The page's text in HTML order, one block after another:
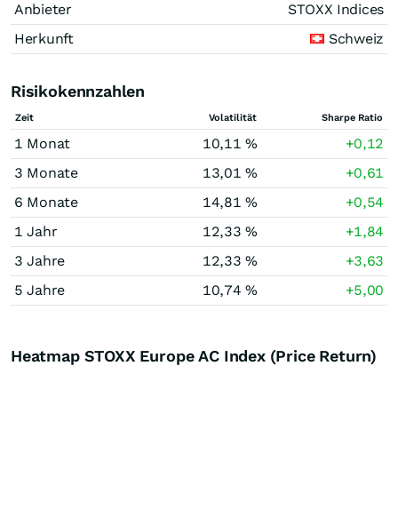
Anbieter
STOXX Indices
Herkunft
Schweiz
Risikokennzahlen
Zeit Volatilität Sharpe Ratio
1 Monat 10,11 %
+0,12
3 Monate
13,01 %
+0,61
6 Monate
14,81 %
+0,54
1 Jahr
12,33 %
+1,84
3 Jahre
12,33 %
+3,63
5 Jahre
10,74 % +5,00
Heatmap STOXX Europe AC Index (Price Return)